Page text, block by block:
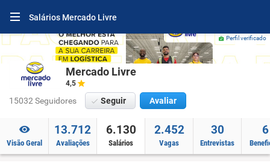
Salários Mercado Livre
Perfil verificado
Mercado Livre
4,5
15032 Seguidores Seguir Avaliar
Visão Geral
13.712
Avaliações
6.130
Salários
2.452
Vagas
30
Entrevistas
6